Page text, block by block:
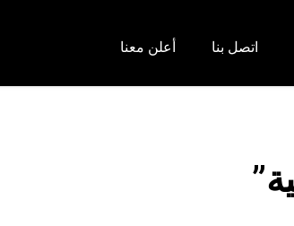
اتصل بنا أعلن معنا